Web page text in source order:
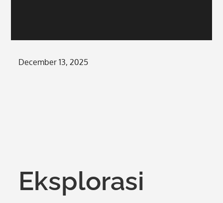
Posted
December 13, 2025
Eksplorasi